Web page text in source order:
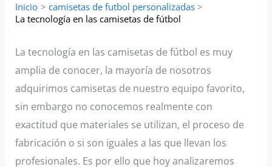
Inicio
camisetas de futbol personalizadas
La tecnología en las camisetas de fútbol
La tecnología en las camisetas de fútbol es muy
amplia de conocer, la mayoría de nosotros
adquirimos camisetas de nuestro equipo favorito,
sin embargo no conocemos realmente con
exactitud que materiales se utilizan, el proceso de
fabricación o si son iguales a las que llevan los
profesionales. Es por ello que hoy analizaremos